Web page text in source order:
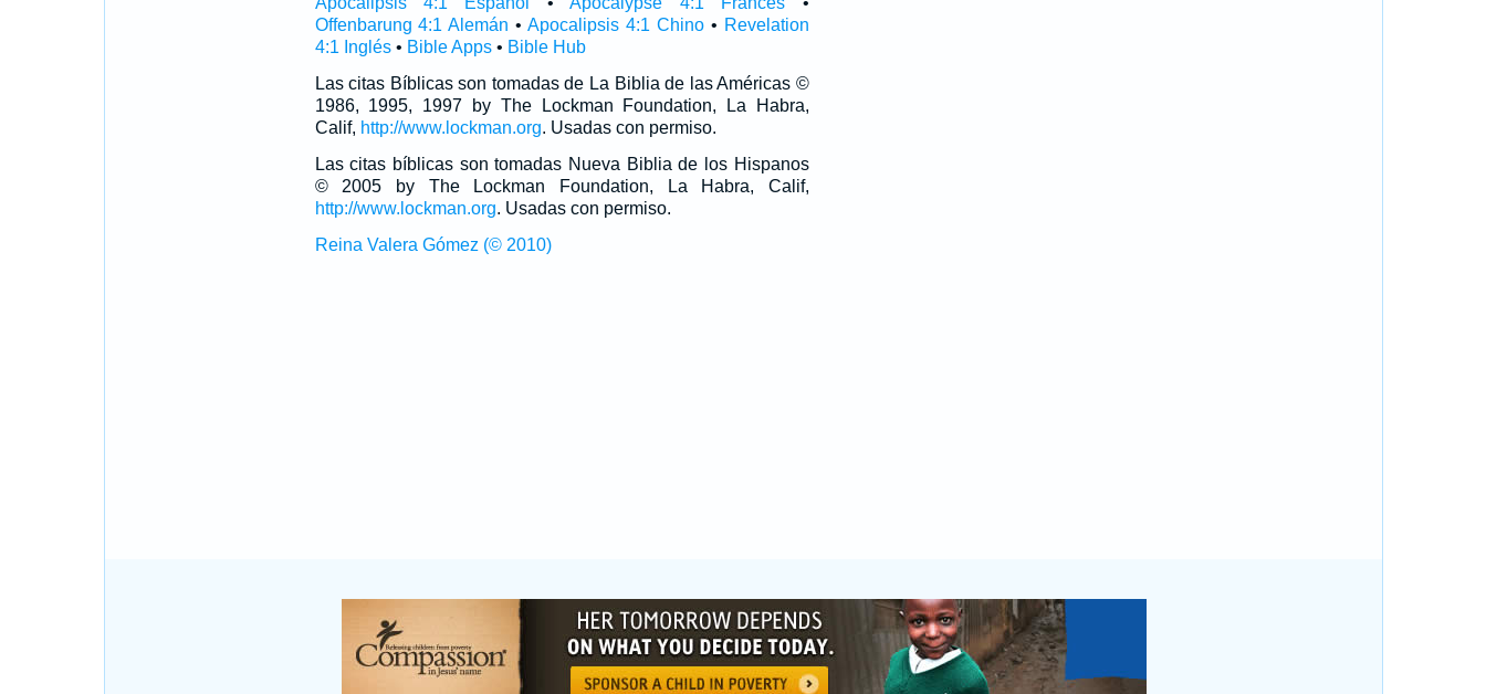
Offenbarung 4:1 Alemán •Apocalipsis 4:1 Chino • Revelation
4:1 Inglés• Bible Apps• Bible Hub
Las citas Bíblicas son tomadas de La Biblia de las Américas ©
1986, 1995, 1997 by The Lockman Foundation, La Habra,
Calif, http://www.lockman.org. Usadas con permiso.
Las citas bíblicas son tomadas Nueva Biblia de los Hispanos
© 2005 by The Lockman Foundation, La Habra, Calif,
http://www.lockman.org. Usadas con permiso.
Reina Valera Gómez (© 2010)